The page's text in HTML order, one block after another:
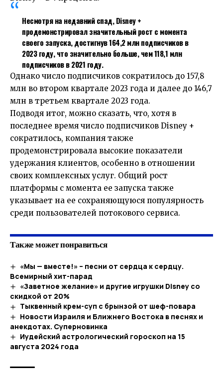
Несмотря на недавний спад, Disney +
продемонстрировал значительный рост с момента
своего запуска, достигнув 164,2 млн подписчиков в
2023 году, что значительно больше, чем 118,1 млн
подписчиков в 2021 году.
Однако число подписчиков сократилось до 157,8
млн во втором квартале 2023 года и далее до 146,7
млн в третьем квартале 2023 года.
Подводя итог, можно сказать, что, хотя в
последнее время число подписчиков Disney +
сократилось, компания также
продемонстрировала высокие показатели
удержания клиентов, особенно в отношении
своих комплексных услуг. Общий рост
платформы с момента ее запуска также
указывает на ее сохраняющуюся популярность
среди пользователей потокового сервиса.
Также может понравиться
«Мы — вместе!» – песни от сердца к сердцу.
Всемирный хит-парад
«Заветное желание» и другие игрушки Disney со
скидкой от 20%
Тыквенный крем-суп с брынзой от шеф-повара
Новости Израиля и Ближнего Востока в песнях и
анекдотах. Суперновинка
Иудейский астрологический гороскоп на 15
августа 2024 года